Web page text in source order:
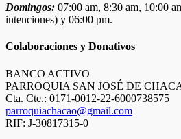
Domingos: 07:00 am, 8:30 am, 10:00
intenciones) y 06:00 pm.
Colaboraciones y Donativos
BANCO ACTIVO
PARROQUIA SAN JOSÉ DE
Cta. Cte.: 0171-0012-22-6000738575
parroquiachacao@gmail.com
RIF: J-30817315-0